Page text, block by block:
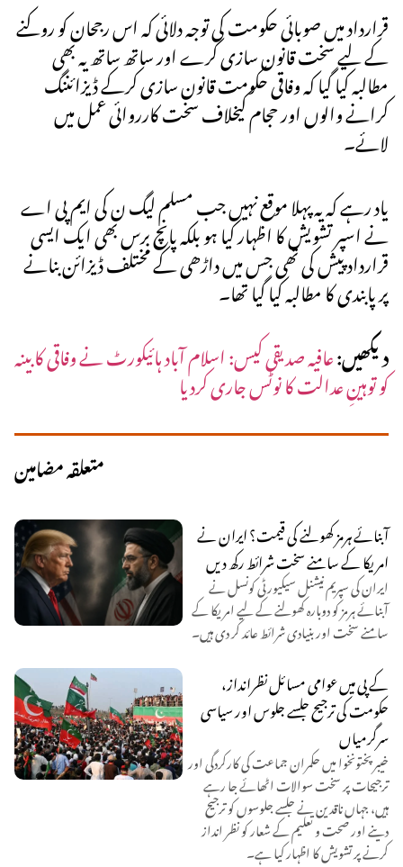
قرارداد میں صوبائی حکومت کی توجہ دلائی کہ اس رجحان کو روکنے
کے لیے سخت قانون سازی کرے اور ساتھ ساتھ یہ بھی
مطالبہ کیا گیا کہ وفاقی حکومت قانون سازی کرکے ڈیزائننگ
کرانے والوں اور حجام کیخلاف سخت کارروائی عمل میں
لائے۔
یاد رہے کہ یہ پہلا موقع نہیں جب مسلم لیگ ن کی ایم پی اے
نے اسپر تشویش کا اظہار کیا ہو بلکہ پانچ برس بھی ایک ایسی
قرارداد پیش کی تھی جس میں داڑھی کے مختلف ڈیزائن بنانے
پر پابندی کا مطالبہ کیا گیا تھا۔
دیکھیں:عافیہ صدیقی کیس: اسلام آباد ہائیکورٹ نے وفاقی کابینہ
کو توہینِ عدالت کا نوٹس جاری کردیا
متعلقہ مضامین
آبنائے ہرمز کھولنے کی قیمت؟ ایران نے
امریکا کے سامنے سخت شرائط رکھ دیں
ایران کی سپریم نیشنل سیکیورٹی کونسل نے
آبنائے ہرمز کو دوبارہ کھولنے کے لیے امریکا کے
سامنے سخت اور بنیادی شرائط عائد کر دی ہیں۔
کے پی میں عوامی مسائل نظرانداز،
حکومت کی ترجیح جلسے جلوس اور سیاسی
سرگرمیاں
خیبر پختونخوا میں حکمران جماعت کی کارکردگی اور
ترجیحات پر سخت سوالات اٹھائے جا رہے
ہیں، جہاں ناقدین نے جلسے جلوسوں کو ترجیح
دینے اور صحت و تعلیم کے شعار کو نظر انداز
کرنے پر تشویش کا اظہار کیا ہے۔